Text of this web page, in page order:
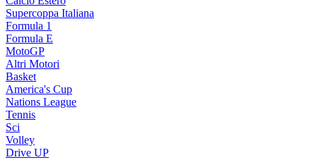
Supercoppa Italiana
Formula 1
Formula E
MotoGP
Altri Motori
Basket
America's Cup
Nations League
Tennis
Sci
Volley
Drive UP